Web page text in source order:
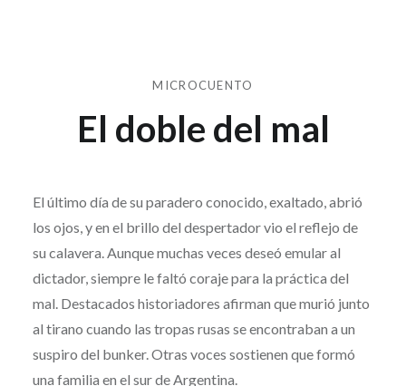
MICROCUENTO
El doble del mal
por
DE
DE
2026
El último día de su paradero conocido, exaltado, abrió
los ojos, y en el brillo del despertador vio el reflejo de
su calavera. Aunque muchas veces deseó emular al
dictador, siempre le faltó coraje para la práctica del
mal. Destacados historiadores afirman que murió junto
al tirano cuando las tropas rusas se encontraban a un
suspiro del bunker. Otras voces sostienen que formó
una familia en el sur de Argentina.